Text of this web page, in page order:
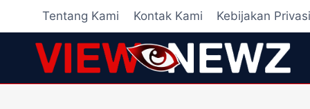
content
Tentang Kami Kontak Kami Kebijakan Privasi